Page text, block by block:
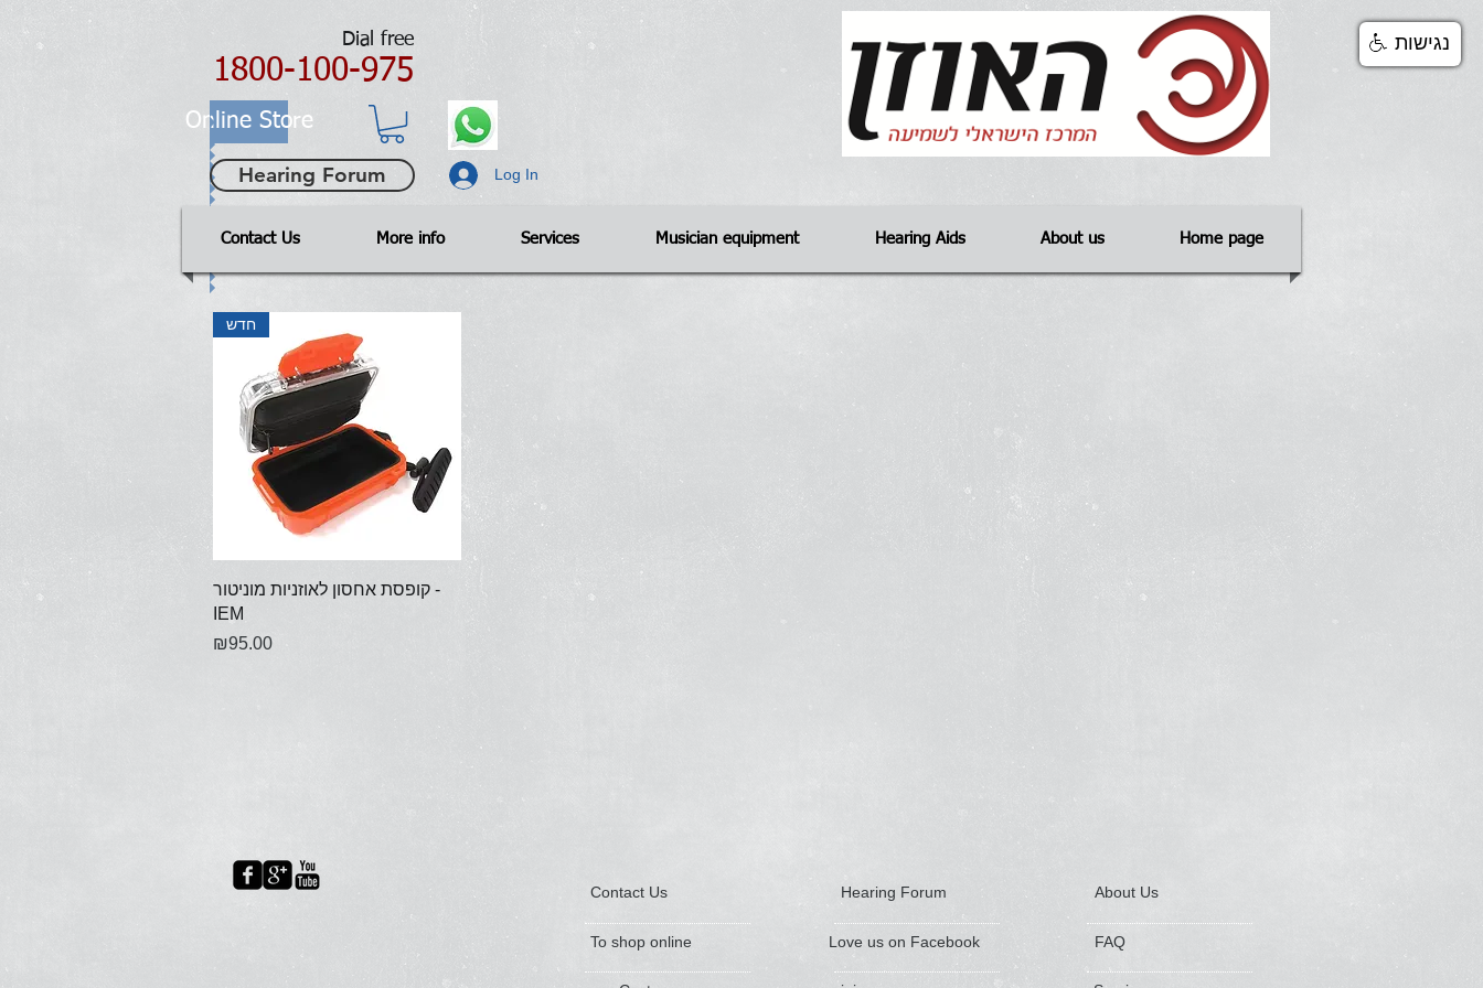
Dial free
1800-100-975
Online Store
Hearing Forum Log In
Contact Us More info Services Musician equipment Hearing Aids About us Home page
Quick View
חדש
קופסת אחסון לאוזניות מוניטור -
IEM
Price
₪95.00
Contact Us
To shop online
Hearing Forum
Love us on Facebook
About Us
FAQ
נגישות